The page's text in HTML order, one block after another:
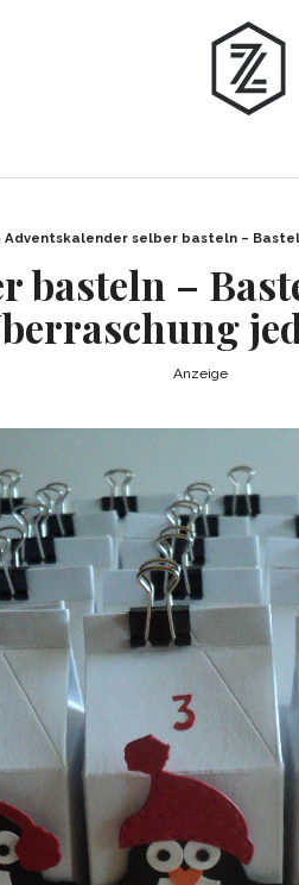
Adventskalender selber basteln –
basteln –
Anzeige